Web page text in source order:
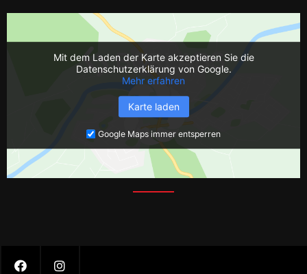
Mit dem Laden der Karte akzeptieren Sie die
Datenschutzerklärung von Google.
Mehr erfahren
Karte laden
Google Maps immer entsperren